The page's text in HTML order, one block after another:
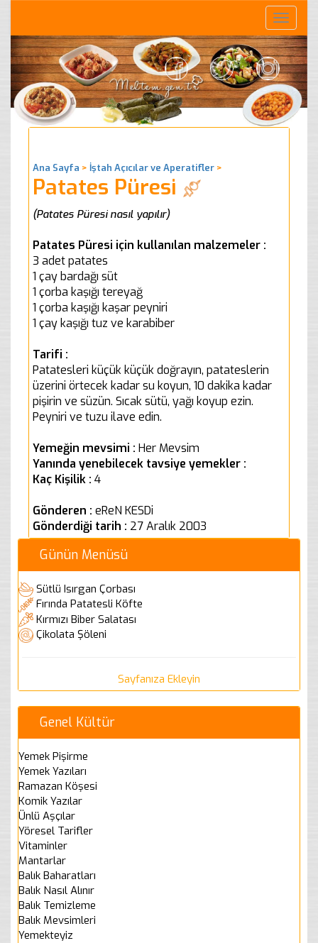
Toggle
Ana Sayfa > İştah Açıcılar ve Aperatifler >
Patates Püresi
(Patates Püresi nasıl yapılır)
Patates Püresi için kullanılan malzemeler :
3 adet patates
1 çay bardağı süt
1 çorba kaşığı tereyağ
1 çorba kaşığı kaşar peyniri
1 çay kaşığı tuz ve karabiber
Tarifi :
Patatesleri küçük küçük doğrayın, patateslerin
üzerini örtecek kadar su koyun, 10 dakika kadar
pişirin ve süzün. Sıcak sütü, yağı koyup ezin.
Peyniri ve tuzu ilave edin.
Yemeğin mevsimi : Her Mevsim
Yanında yenebilecek tavsiye yemekler :
Kaç Kişilik : 4
Gönderen : eReN KESDi
Gönderdiği tarih : 27 Aralık 2003
Günün Menüsü
Sütlü Isırgan Çorbası
Fırında Patatesli Köfte
Kırmızı Biber Salatası
Çikolata Şöleni
Sayfanıza Ekleyin
Genel Kültür
Yemek Pişirme
Yemek Yazıları
Ramazan Köşesi
Komik Yazılar
Ünlü Aşçılar
Yöresel Tarifler
Vitaminler
Mantarlar
Balık Baharatları
Balık Nasıl Alınır
Balık Temizleme
Balık Mevsimleri
Yemekteyiz